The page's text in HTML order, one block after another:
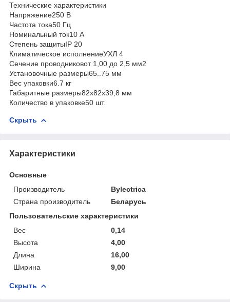
Технические характеристики
Напряжение250 В
Частота тока50 Гц
Номинальный ток10 А
Степень защитыIP 20
Климатическое исполнениеУХЛ 4
Сечение проводниковот 1,00 до 2,5 мм2
Установочные размеры65..75 мм
Вес упаковки6.7 кг
Габаритные размеры82х82х39,8 мм
Количество в упаковке50 шт.
Скрыть
Характеристики
Основные
Производитель
Bylectrica
Страна производитель
Беларусь
Пользовательские характеристики
Вес
0,14
Высота
4,00
Длина
16,00
Ширина
9,00
Скрыть